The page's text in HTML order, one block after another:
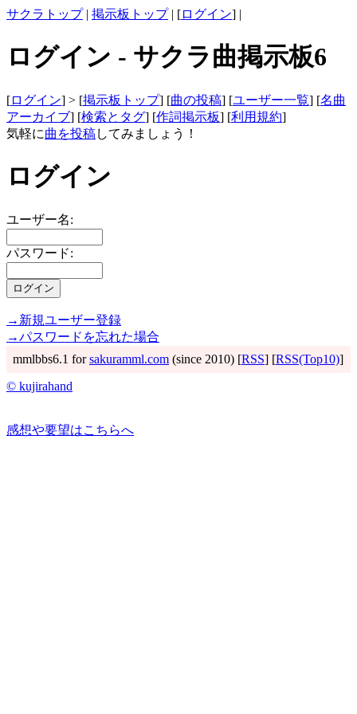
サクラトップ| 掲示板トップ| [ログイン] |
ログイン - サクラ曲掲示板6
[ログイン] > [掲示板トップ] [曲の投稿] [ユーザー一覧] [名曲
アーカイブ] [検索とタグ] [作詞掲示板] [利用規約]
気軽に曲を投稿してみましょう！
ログイン
ユーザー名:
パスワード:
→新規ユーザー登録
→パスワードを忘れた場合
mmlbbs6.1 forsakuramml.com (since 2010) [RSS] [RSS(Top10)]
© kujirahand
感想や要望はこちらへ